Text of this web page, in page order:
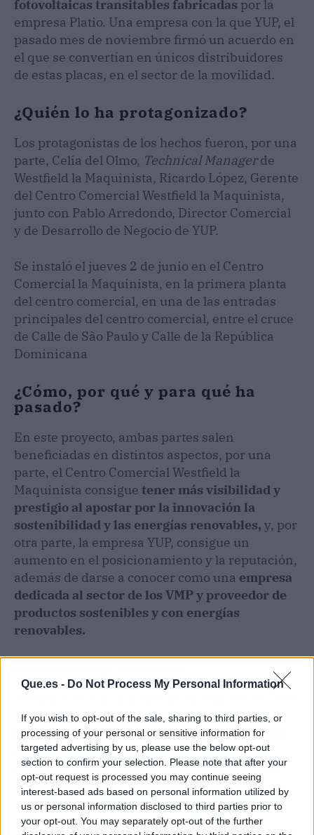
Que.es - Do Not Process My Personal Information
If you wish to opt-out of the sale, sharing to third parties, or
processing of your personal or sensitive information for
targeted advertising by us, please use the below opt-out
section to confirm your selection. Please note that after your
opt-out request is processed you may continue seeing
interest-based ads based on personal information utilized by
us or personal information disclosed to third parties prior to
your opt-out. You may separately opt-out of the further
fotovoltaicas transitables fabricadas por la
empresa Platio. Una empresa con la que YUP, el
pasado mes de noviembre firmó un acuerdo en
el que se convertían en únicos distribuidores
de estas placas, en el sector de la movilidad.
¿Quién lo ha protagonizado?
Los protagonistas de los hechos fueron, por una
parte, Celia del Olmo, Technical Managerde
Westfield la Maquinista, Ricardo López, Gerente
del Centro Comercial Westfield la Maquinista,
junto con Pablo Arredondo, Director Comercial
y de Desarrollo de Negocio de YUP.
Se instaló el jueves 2 de junio en el Centro
Comercial la Maquinista, en la primera planta
del centro comercial, en una de las entradas
principales del centro comercial, entre el cruce
de Calle de São Paulo y Calle de la República
Dominicana
¿Cómo, por qué y para qué ha
pasado?
En este proyecto, ambas partes salen
beneficiadas en distintos aspectos, por una
parte, el Centro Comercial Westfield la
Maquinista consigue tener más visibilidad y
prestigio al apostar por la innovación la
sostenibilidad y las energías renovables, y, por
otra parte, la empresa YUP, consigue un
aumento en el posicionamiento y la reputación,
además de darse a conocer como una empresa
dedicada al sector de los VMP y proveedor de
productos sostenibles y con energías
renovables.
en Westfield la Maquinista,la nueva
instalación cuenta con un parking TRAP con
espacio para aparcar y cargar 4 patinetes
distintos, y con 4 metros cuadrados de placas
solares ELVEG que generan energía gracias a
sus placas fotovoltaicas que generan energía
para poder dar carga a la estación.